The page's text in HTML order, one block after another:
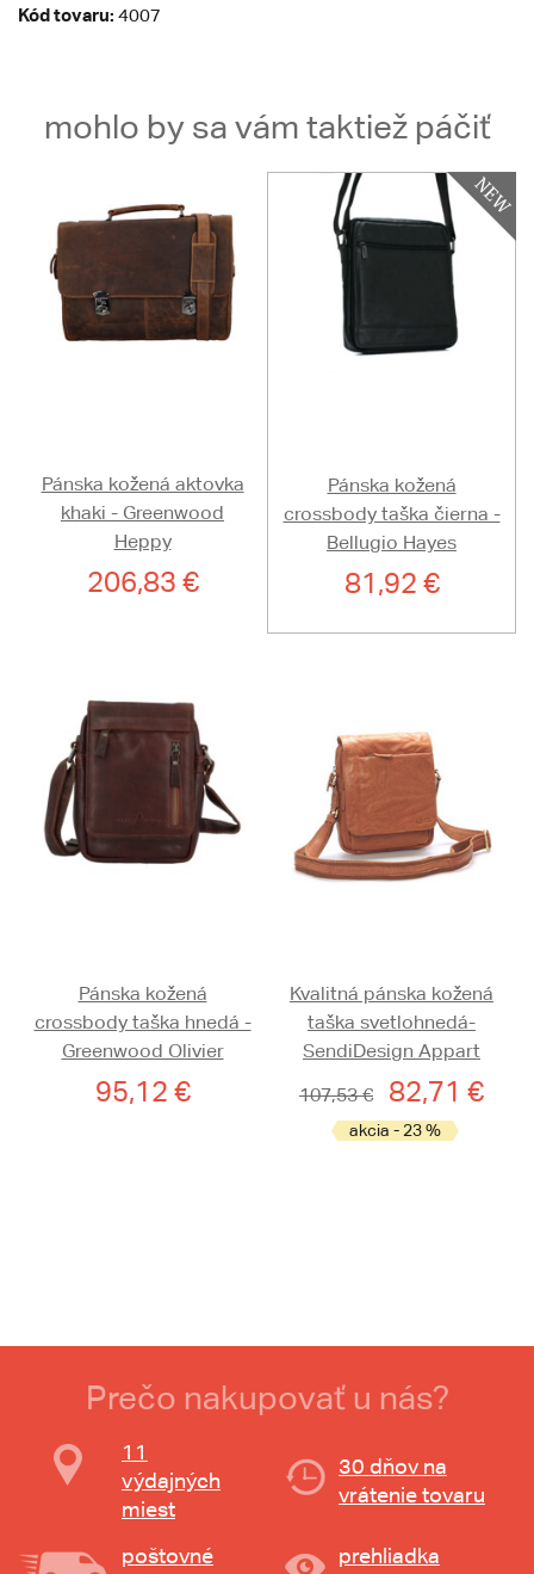
Kód tovaru: 4007
mohlo by sa vám taktiež páčiť
Pánska kožená aktovka
khaki - Greenwood
Heppy
206,83 €
Pánska kožená
crossbody taška čierna -
Bellugio Hayes
81,92 €
Pánska kožená
crossbody taška hnedá -
Greenwood Olivier
95,12 €
Kvalitná pánska kožená
taška svetlohnedá-
SendiDesign Appart
107,53 €
82,71 €
akcia - 23 %
Prečo nakupovať u nás?
11
výdajných
miest
30 dňov na
vrátenie tovaru
poštovné
prehliadka